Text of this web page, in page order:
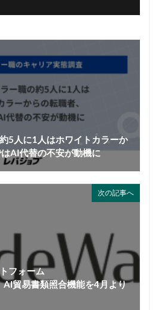
5人に1人はホワイトカラーか
AI代替の不安が動機に
次の記事へ
フォーム
貿易書類照合機能を4月より